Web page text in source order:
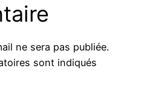
ne sera pas publiée.
sont indiqués